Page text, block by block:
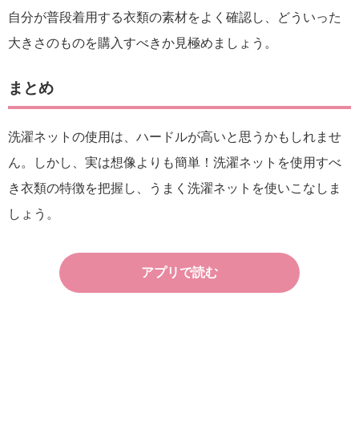
自分が普段着用する衣類の素材をよく確認し、どういった
大きさのものを購入すべきか見極めましょう。
まとめ
洗濯ネットの使用は、ハードルが高いと思うかもしれませ
ん。しかし、実は想像よりも簡単！洗濯ネットを使用すべ
き衣類の特徴を把握し、うまく洗濯ネットを使いこなしま
しょう。
アプリで読む